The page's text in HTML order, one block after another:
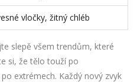
vločky, žitný chléb
slepě všem trendům, které
si, že tělo touží po
extrémech. Každý nový zvyk